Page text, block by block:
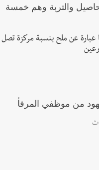
والتربة وهم خمسة
عبارة عن ملح بنسبة مركزة تصل